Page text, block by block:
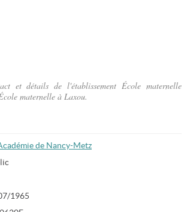
et détails de l'établissement École maternelle
maternelle à Laxou.
de Nancy-Metz
1965